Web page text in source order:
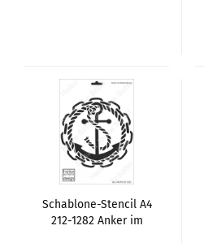
Schablone-Stencil A4
212-1282 Anker im